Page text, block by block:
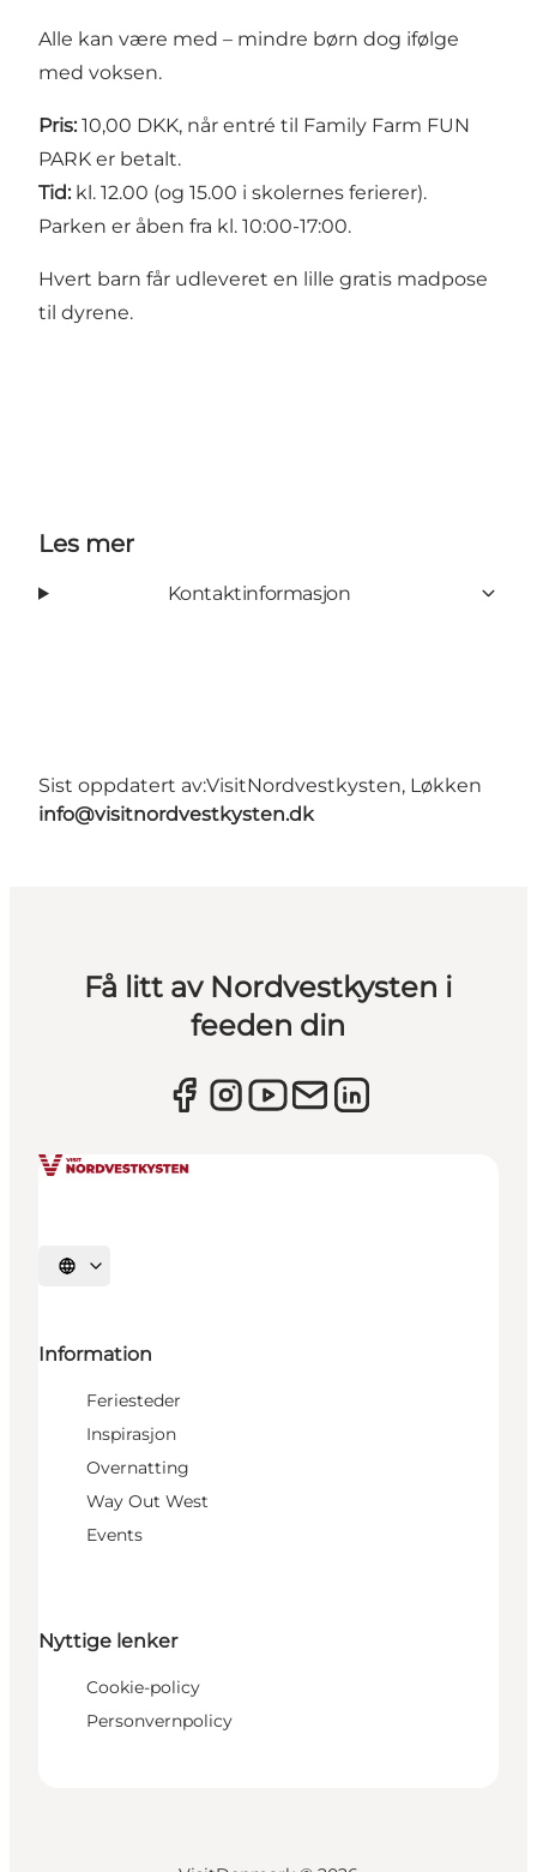
Alle kan være med – mindre børn dog ifølge
med voksen.
Pris: 10,00 DKK, når entré til Family Farm FUN
PARK er betalt.
Tid: kl. 12.00 (og 15.00 i skolernes ferierer).
Parken er åben fra kl. 10:00-17:00.
Hvert barn får udleveret en lille gratis madpose
til dyrene.
Les mer
Kontaktinformasjon
Sist oppdatert av:VisitNordvestkysten, Løkken
info@visitnordvestkysten.dk
Få litt av Nordvestkysten i
feeden din
Velg språk
Information
Feriesteder
Inspirasjon
Overnatting
Way Out West
Events
Nyttige lenker
Cookie-policy
Personvernpolicy